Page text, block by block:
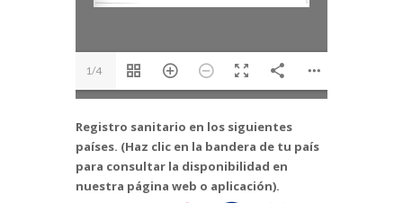
1/4
Registro sanitario en los siguientes
países. (Haz clic en la bandera de tu país
para consultar la disponibilidad en
nuestra página web o aplicación).